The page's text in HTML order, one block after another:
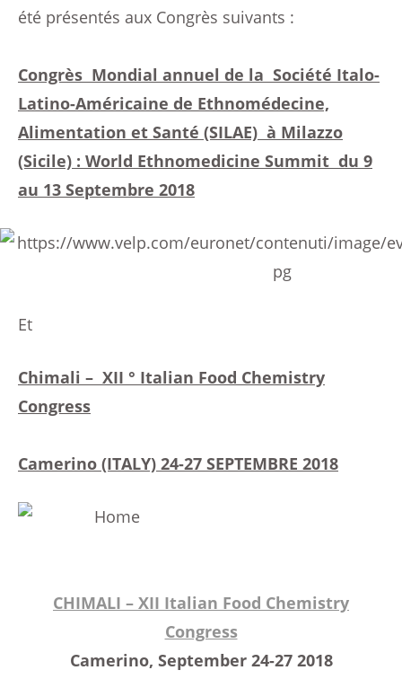
été présentés aux Congrès suivants :
Congrès Mondial annuel de la Société Italo-
Latino-Américaine de Ethnomédecine,
Alimentation et Santé (SILAE) à Milazzo
(Sicile) : World Ethnomedicine Summit du 9
au 13 Septembre 2018
Et
Chimali – XII ° Italian Food Chemistry
Congress
Camerino (ITALY) 24-27 SEPTEMBRE 2018
CHIMALI – XII Italian Food Chemistry
Congress
Camerino, September 24-27 2018